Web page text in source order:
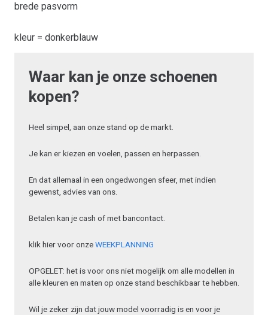
brede pasvorm
kleur = donkerblauw
Waar kan je onze schoenen
kopen?
Heel simpel, aan onze stand op de markt.
Je kan er kiezen en voelen, passen en herpassen.
En dat allemaal in een ongedwongen sfeer, met indien
gewenst, advies van ons.
Betalen kan je cash of met bancontact.
klik hier voor onzeWEEKPLANNING
OPGELET: het is voor ons niet mogelijk om alle modellen in
alle kleuren en maten op onze stand beschikbaar te hebben.
Wil je zeker zijn dat jouw model voorradig is en voor je